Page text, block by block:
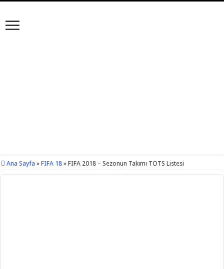
Ana Sayfa » FIFA 18 » FIFA 2018 – Sezonun Takımı TOTS Listesi